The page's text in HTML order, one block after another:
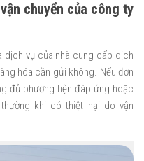
chuyển của công ty
dịch vụ của nhà cung cấp dịch
hóa cần gửi không. Nếu đơn
đủ phương tiện đáp ứng hoặc
khi có thiệt hại do vận